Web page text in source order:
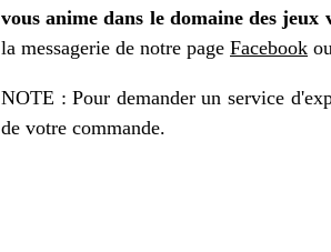
vous anime dans le domaine des jeux
la messagerie de notre page Facebook
NOTE : Pour demander un service
de votre commande.